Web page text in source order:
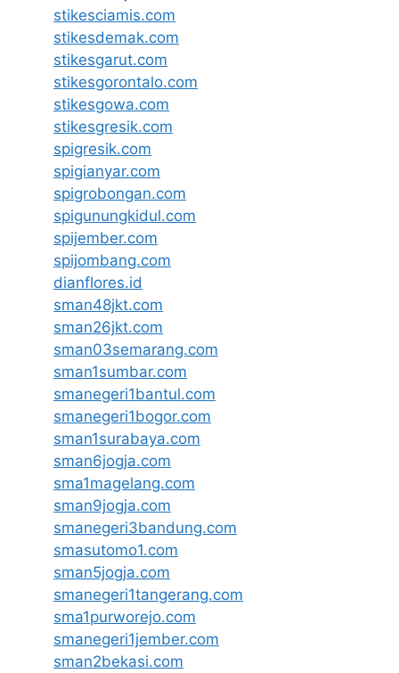
stikesciamis.com
stikesdemak.com
stikesgarut.com
stikesgorontalo.com
stikesgowa.com
stikesgresik.com
spigresik.com
spigianyar.com
spigrobongan.com
spigunungkidul.com
spijember.com
spijombang.com
dianflores.id
sman48jkt.com
sman26jkt.com
sman03semarang.com
sman1sumbar.com
smanegeri1bantul.com
smanegeri1bogor.com
sman1surabaya.com
sman6jogja.com
sma1magelang.com
sman9jogja.com
smanegeri3bandung.com
smasutomo1.com
sman5jogja.com
smanegeri1tangerang.com
sma1purworejo.com
smanegeri1jember.com
sman2bekasi.com